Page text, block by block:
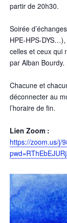
partir de 20h30.
Soirée
HPE-HPS-
celles et ceux qui
par Alban Bourdy.
Chacune et
déconnecter au
l’horaire de fin.
Lien Zoom :
https://zoom.us/j/